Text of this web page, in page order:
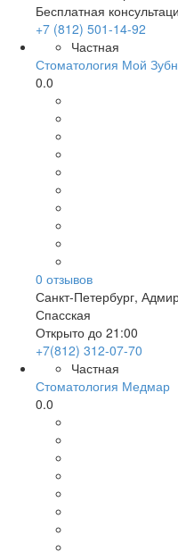
Бесплатная
+7 (812) 501-14-92
Частная
Стоматология Мой
0.0
0 отзывов
Санкт-Петербург,
Спасская
Открыто до 21:00
+7(812) 312-07-70
Частная
Стоматология Медмар
0.0